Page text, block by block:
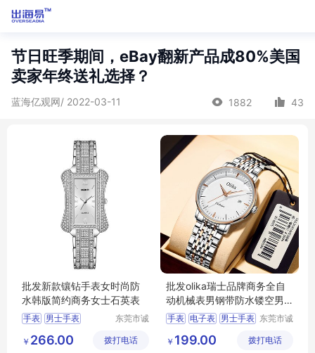
节日旺季期间，eBay翻新产品成80%美国
卖家年终送礼选择？
蓝海亿观网/ 2022-03-11 1882 43
批发新款镶钻手表女时尚防
水韩版简约商务女士石英表
手表 男士手表
电子表
东莞市诚
表有限公
￥ 266.00 拨打电话
批发olika瑞士品牌商务全自
动机械表男钢带防水镂空男
士机械手表
手表 电子表 男士手表 东莞市诚
表有限公
￥ 199.00 拨打电话